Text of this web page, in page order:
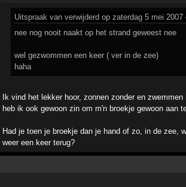
Uitspraak van verwijderd op zaterdag 5 mei 2007
nee nog nooit naakt op het strand geweest nee
wel gezwommen een keer ( ver in de zee)
haha
Ik vind het lekker hoor, zonnen zonder en
heb ik ook gewoon zin om m'n broekje gewoon aan
Had je toen je broekje dan je hand of zo, in de zee,
weer een keer terug?